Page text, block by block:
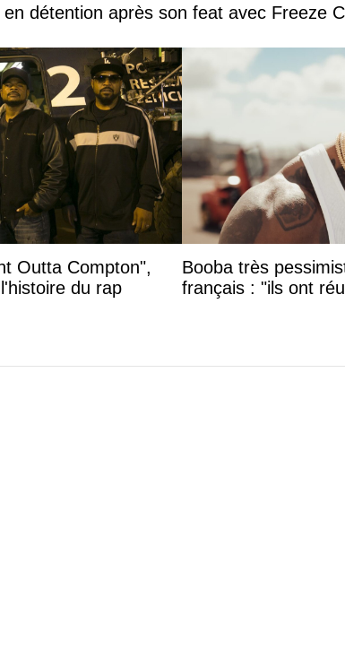
détention après son feat avec Freeze
Outta Compton",
du rap
Booba très
français : "ils ont